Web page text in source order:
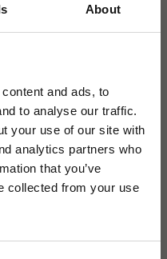
About
and ads, to
to analyse our traffic.
your use of our site with
analytics partners who
that you’ve
collected from your use